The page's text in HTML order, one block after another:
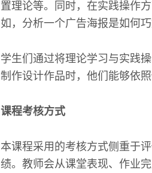
置理论等。同时，在实践操作
如，分析一个广告海报是如何
学生们通过将理论学习与实践
制作设计作品时，他们能够依
课程考核方式
本课程采用的考核方式侧重于
绩。教师会从课堂表现、作业